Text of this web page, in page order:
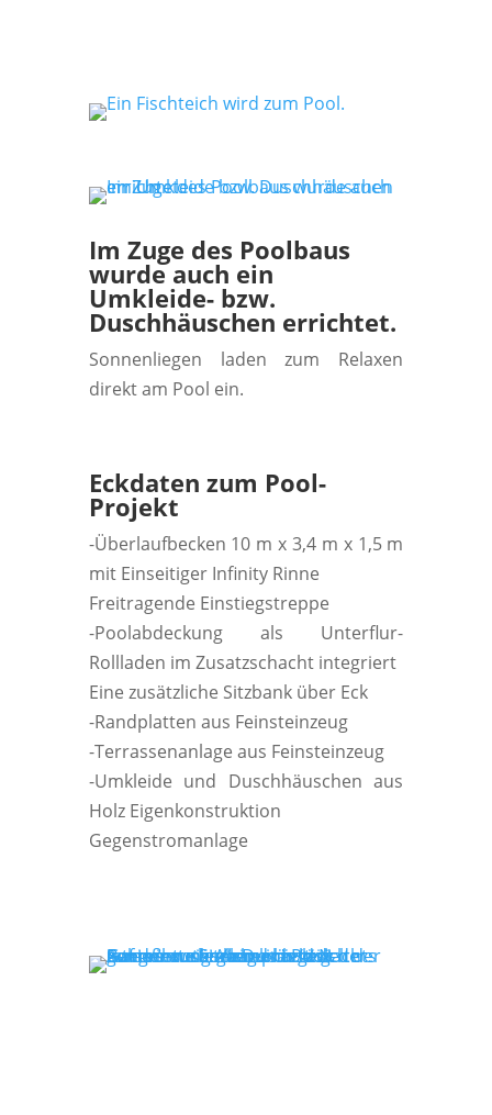
Im Zuge des Poolbaus
wurde auch ein
Umkleide- bzw.
Duschhäuschen errichtet.
Sonnenliegen laden zum Relaxen
direkt am Pool ein.
Eckdaten zum Pool-
Projekt
-Überlaufbecken 10 m x 3,4 m x 1,5 m
mit Einseitiger Infinity Rinne
Freitragende Einstiegstreppe
-Poolabdeckung als Unterflur-
Rollladen im Zusatzschacht integriert
Eine zusätzliche Sitzbank über Eck
-Randplatten aus Feinsteinzeug
-Terrassenanlage aus Feinsteinzeug
-Umkleide und Duschhäuschen aus
Holz Eigenkonstruktion
Gegenstromanlage